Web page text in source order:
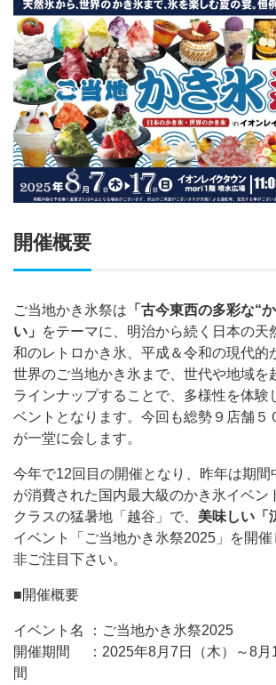
開催概要
ご当地かき氷祭は 「古今東西の多彩な“
い」
をテーマに、明治から続く日本の天
和のレトロかき氷、平成＆令和の現代的
世界のご当地かき氷まで、世代や地域を
ラインナップすることで、多様性を体験
ベントとなります。今回も総勢９店舗５
が一堂に会します。
今年で12回目の開催となり、昨年は期間
が消費された国内最大級のかき氷イベン
クラスの猛暑地「越谷」で、 美味しい「
イベント「ご当地かき氷祭2025」を開
非ご注目下さい。
■開催概要
イベント名 ：ご当地かき氷祭2025
開催期間 ：2025年8月7日（木）～8月
間